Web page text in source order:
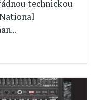
technickou